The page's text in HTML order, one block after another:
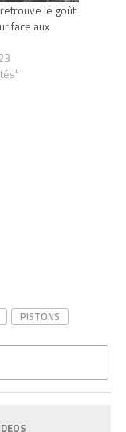
le goût
face aux
PISTONS